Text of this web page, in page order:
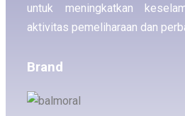
untuk meningkatkan
aktivitas pemeliharaan dan
Brand